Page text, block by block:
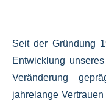
Seit der Gründung
Entwicklung
Veränderung
jahrelange